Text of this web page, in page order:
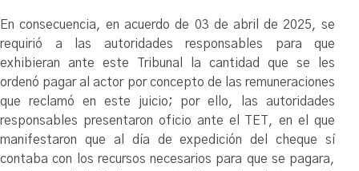
En consecuencia, en acuerdo de 03 de abril de 2025, se
requirió a las autoridades responsables para que
exhibieran ante este Tribunal la cantidad que se les
ordenó pagar al actor por concepto de las remuneraciones
que reclamó en este juicio; por ello, las autoridades
responsables presentaron oficio ante el TET, en el que
manifestaron que al día de expedición del cheque sí
contaba con los recursos necesarios para que se pagara,